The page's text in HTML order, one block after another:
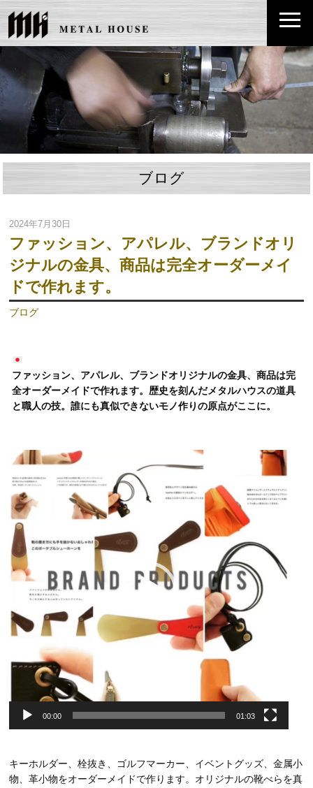
ブログ
2024年7月30日
ファッション、アパレル、ブランドオリ
ジナルの金具、商品は完全オーダーメイ
ドで作れます。
ブログ
ファッション、アパレル、ブランドオリジナルの金具、商品は完
全オーダーメイドで作れます。歴史を刻んだメタルハウスの道具
と職人の技。誰にも真似できないモノ作りの原点がここに。
動
プ
レ
ー
ヤ
ー
00:00 01:03
キーホルダー、栓抜き、ゴルフマーカー、イベントグッズ、金属小
物、革小物をオーダーメイドで作ります。オリジナルの靴べらを真